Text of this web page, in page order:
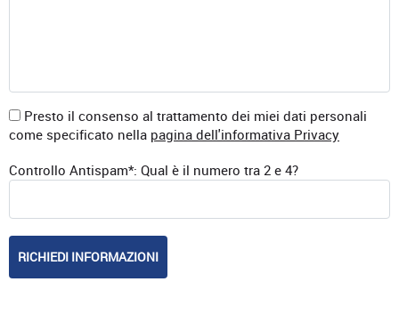
Presto il consenso al trattamento dei miei dati personali
come specificato nella pagina dell'informativa Privacy
Controllo Antispam*: Qual è il numero tra 2 e 4?